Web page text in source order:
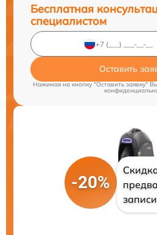
Бесплатная
специалистом
Оставить
Нажимая на кнопку "Оставить заявку"
-20%